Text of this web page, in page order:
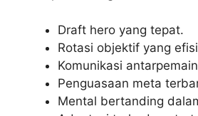
Draft hero yang tepat.
Rotasi objektif yang
Komunikasi
Penguasaan meta
Mental bertanding